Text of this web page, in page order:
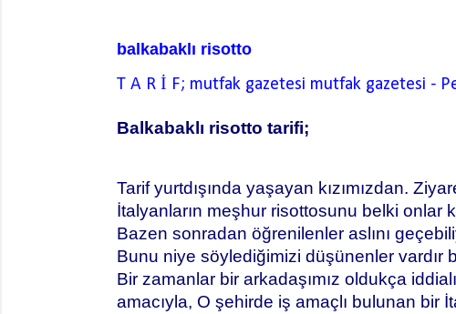
balkabaklı risotto
T A R İ F; mutfak gazetesi mutfak gazetesi -
Balkabaklı risotto tarifi;
Tarif yurtdışında yaşayan kızımızdan.
İtalyanların meşhur risottosunu belki onlar
Bazen sonradan öğrenilenler aslını
Bunu niye söylediğimizi düşünenler vardır
Bir zamanlar bir arkadaşımız oldukça
amacıyla, O şehirde iş amaçlı bulunan bir